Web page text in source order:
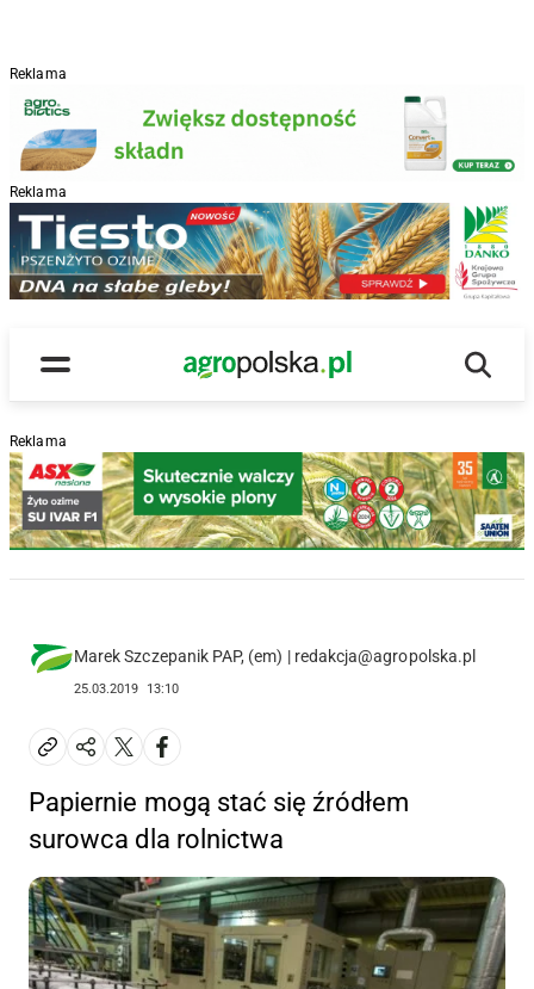
Reklama
Reklama
Menu
Main Logo
Reklama
Marek Szczepanik PAP, (em) | redakcja@agropolska.pl
25.03.2019 13:10
Papiernie mogą stać się źródłem
surowca dla rolnictwa